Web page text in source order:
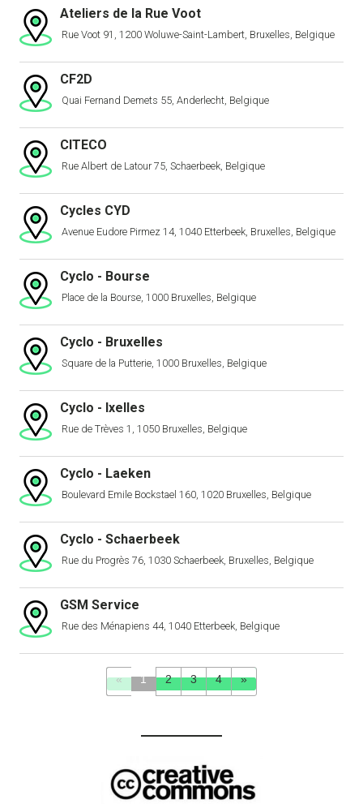
Ateliers de la Rue Voot
Rue Voot 91, 1200 Woluwe-Saint-Lambert, Bruxelles, Belgique
CF2D
Quai Fernand Demets 55, Anderlecht, Belgique
CITECO
Rue Albert de Latour 75, Schaerbeek, Belgique
Cycles CYD
Avenue Eudore Pirmez 14, 1040 Etterbeek, Bruxelles, Belgique
Cyclo - Bourse
Place de la Bourse, 1000 Bruxelles, Belgique
Cyclo - Bruxelles
Square de la Putterie, 1000 Bruxelles, Belgique
Cyclo - Ixelles
Rue de Trèves 1, 1050 Bruxelles, Belgique
Cyclo - Laeken
Boulevard Emile Bockstael 160, 1020 Bruxelles, Belgique
Cyclo - Schaerbeek
Rue du Progrès 76, 1030 Schaerbeek, Bruxelles, Belgique
GSM Service
Rue des Ménapiens 44, 1040 Etterbeek, Belgique
« 1 2 3 4 »